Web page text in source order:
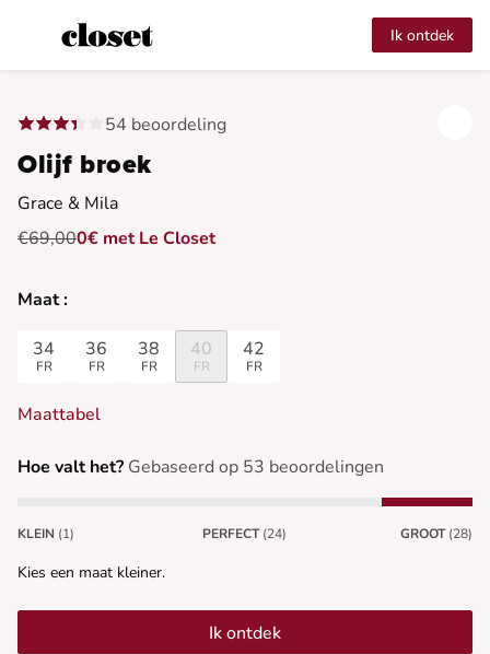
Ik ontdek
54 beoordeling
Olijf broek
Grace & Mila
€69,000€ met Le Closet
Maat :
34
FR
36
FR
38
FR
40
FR
42
FR
Maattabel
Hoe valt het? Gebaseerd op 53 beoordelingen
KLEIN (1) PERFECT (24) GROOT (28)
Kies een maat kleiner.
Ik ontdek